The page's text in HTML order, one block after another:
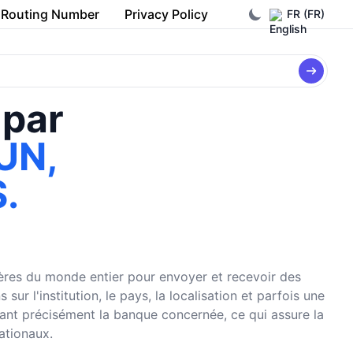
FR (FR)
Routing Number Privacy Policy
du monde entier pour envoyer et recevoir des
sur l'institution, le pays, la localisation et parfois une
précisément la banque concernée, ce qui assure la